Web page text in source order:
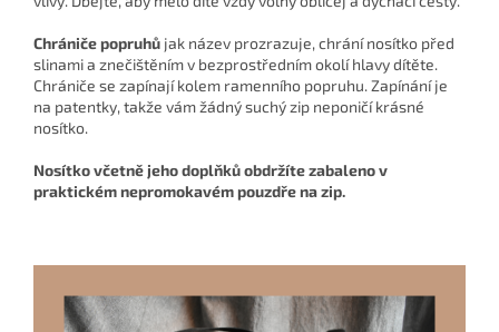
Chrániče popruhů jak název prozrazuje, chrání nosítko před
slinami a znečištěním v bezprostředním okolí hlavy dítěte.
Chrániče se zapínají kolem ramenního popruhu. Zapínání je
na patentky, takže vám žádný suchý zip neponičí krásné
nosítko.
Nosítko včetně jeho doplňků obdržíte zabaleno v
praktickém nepromokavém pouzdře na zip.